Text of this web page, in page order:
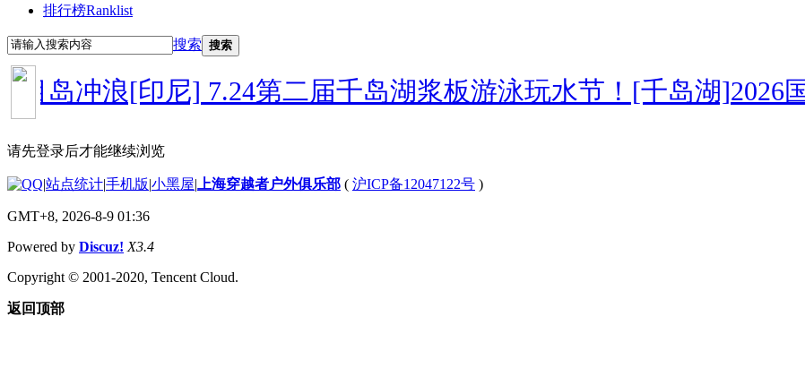
排行榜Ranklist
搜索 搜索
岛冲浪[印尼]7.24第二届千岛湖浆板游泳玩水节！[千岛湖]2026
请先登录后才能继续浏览
|站点统计|手机版|小黑屋| 上海穿越者户外俱乐部 ( 沪ICP备12047122号 )
GMT+8, 2026-8-9 01:36
Powered by Discuz! X3.4
Copyright © 2001-2020, Tencent Cloud.
返回顶部